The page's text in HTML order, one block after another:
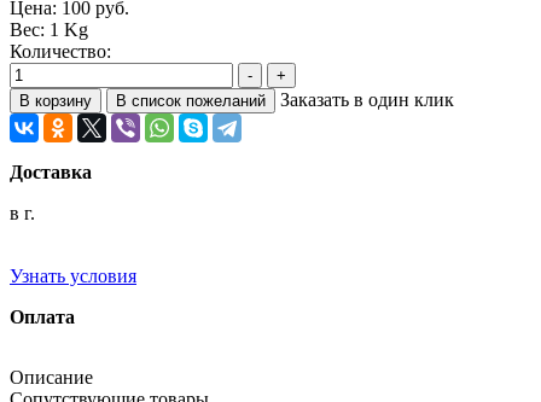
Цена: 100 руб.
Вес: 1 Kg
Количество:
Заказать в один клик
Доставка
в г.
Узнать условия
Оплата
Описание